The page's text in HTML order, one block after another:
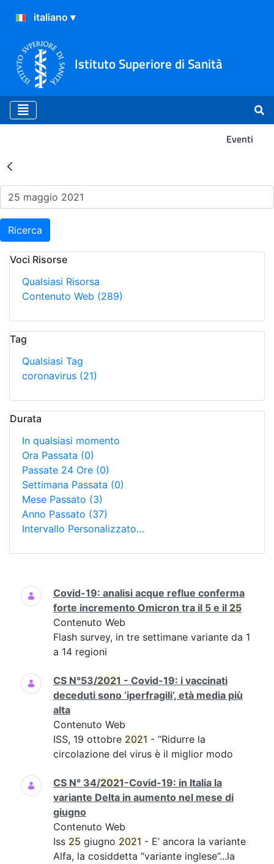
Istituto Superiore di Sanità
Eventi
Risultati della Ricerca -
Ricerca
Voci Risorse
Qualsiasi Risorsa
Contenuto Web (289)
Tag
Qualsiasi Tag
coronavirus (21)
Durata
In qualsiasi momento
Ora Passata (0)
Passate 24 Ore (0)
Settimana Passata (0)
Mese Passato (3)
Anno Passato (37)
Intervallo Personalizzato…
Ricerca
Covid-19: analisi acque reflue conferma
forte incremento Omicron tra il 5 e il 25
Contenuto Web
Flash survey, in tre settimane variante da 1
a 14 regioni
CS N°53/2021 - Covid-19: i vaccinati
deceduti sono ‘iperfragili’, età media più
alta
Contenuto Web
ISS, 19 ottobre 2021 - “Ridurre la
circolazione del virus è il miglior modo
CS N° 34/2021-Covid-19: in Italia la
variante Delta in aumento nel mese di
giugno
Contenuto Web
Iss 25 giugno 2021 - E’ ancora la variante
Alfa, la cosiddetta “variante inglese”...la